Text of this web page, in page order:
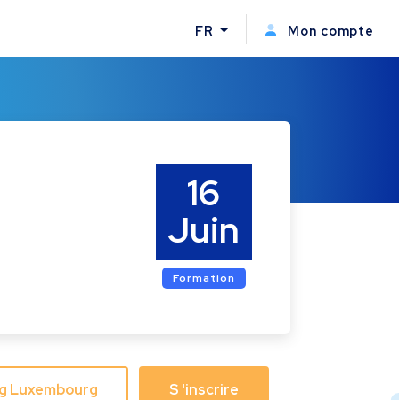
FR Mon compte
16
Juin
Formation
S 'inscrire
Luxembourg